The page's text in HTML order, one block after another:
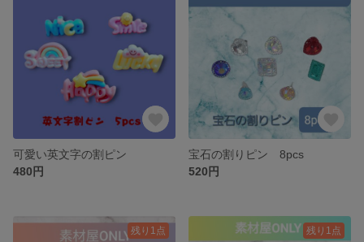
可愛い英文字の割ピン
480円
宝石の割りピン 8pcs
520円
残り1点 残り1点